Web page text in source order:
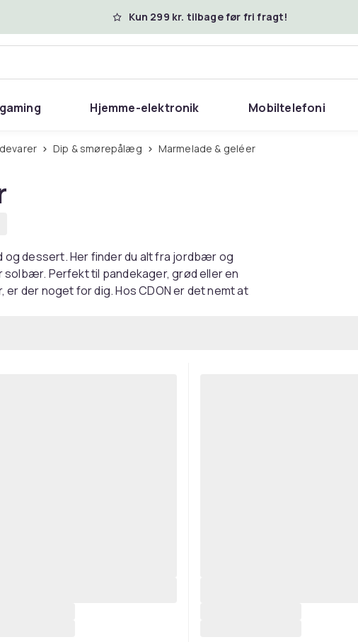
Kun 299 kr. tilbage før fri fragt!
Hjemme-elektronik Mobiltelefoni
Dip & smørepålæg Marmelade & geléer
og dessert. Her finder du alt fra jordbær og
Perfekt til pandekager, grød eller en
der noget for dig. Hos CDON er det nemt at